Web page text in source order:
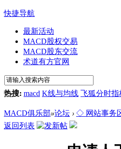
快捷导航
最新活动
MACD股权交易
MACD股东交流
术道有方官网
热搜: macd K线与均线 飞狐分时指
MACD俱乐部»论坛 › ◇ 网站事务
返回列表